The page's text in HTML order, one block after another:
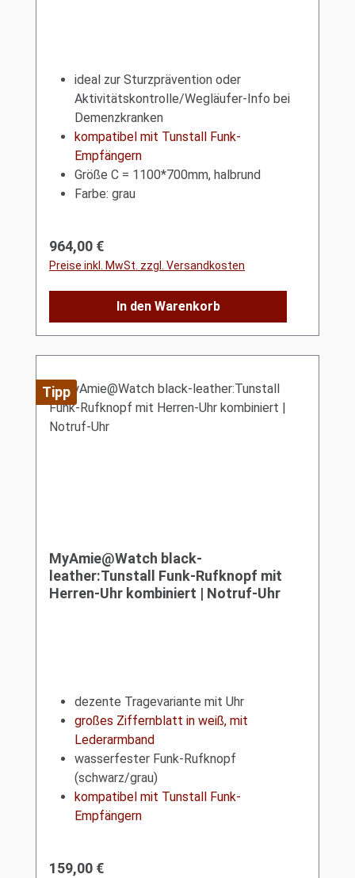
ideal zur Sturzprävention oder
Aktivitätskontrolle/Wegläufer-Info bei
Demenzkranken
kompatibel mit Tunstall Funk-
Empfängern
Größe C = 1100*700mm, halbrund
Farbe: grau
Regulärer Preis:
964,00 €
Preise inkl. MwSt. zzgl. Versandkosten
In den Warenkorb
Tipp
MyAmie@Watch black-
leather:Tunstall Funk-Rufknopf mit
Herren-Uhr kombiniert | Notruf-Uhr
dezente Tragevariante mit Uhr
großes Ziffernblatt in weiß, mit
Lederarmband
wasserfester Funk-Rufknopf
(schwarz/grau)
kompatibel mit Tunstall Funk-
Empfängern
Regulärer Preis:
159,00 €